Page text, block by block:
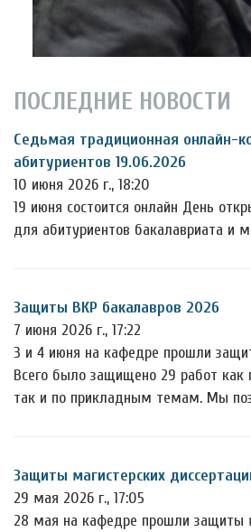
ПОСЛЕДНИЕ НОВОСТИ
Седьмая традиционная онлайн-
абитуриентов 19.06.2026
10 июня 2026 г., 18:20
19 июня состоится онлайн День
для абитуриентов бакалавриата и
Защиты ВКР бакалавров 2026
7 июня 2026 г., 17:22
3 и 4 июня на кафедре прошли
Всего было защищено 29 работ как
так и по прикладным темам. Мы
Защиты магистерских
29 мая 2026 г., 17:05
28 мая на кафедре прошли защиты